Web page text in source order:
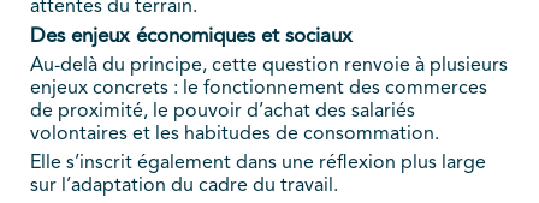
attentes du terrain.
Des enjeux économiques et sociaux
Au-delà du principe, cette question renvoie à plusieurs
enjeux concrets : le fonctionnement des commerces
de proximité, le pouvoir d’achat des salariés
volontaires et les habitudes de consommation.
Elle s’inscrit également dans une réflexion plus large
sur l’adaptation du cadre du travail.